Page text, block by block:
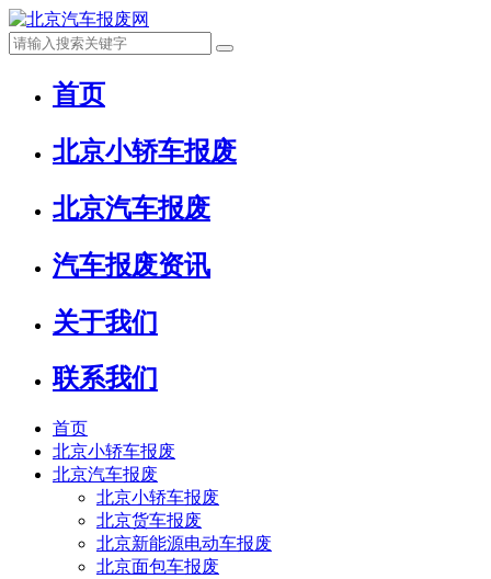
首页
北京小轿车报废
北京汽车报废
汽车报废资讯
关于我们
联系我们
首页
北京小轿车报废
北京汽车报废
北京小轿车报废
北京货车报废
北京新能源电动车报废
北京面包车报废